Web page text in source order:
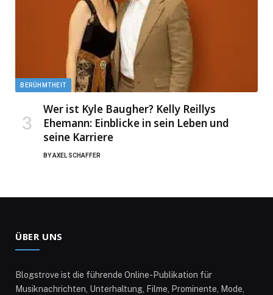
BERÜHMTHEIT
Wer ist Kyle Baugher? Kelly Reillys
Ehemann: Einblicke in sein Leben und
seine Karriere
BYAXEL SCHAFFER
ÜBER UNS
Blogstrove ist die führende Online-Publikation für
Musiknachrichten, Unterhaltung, Filme, Prominente, Mode,